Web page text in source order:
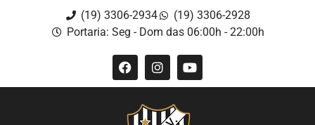
(19) 3306-2934
(19) 3306-2928
Portaria: Seg - Dom das 06:00h - 22:00h